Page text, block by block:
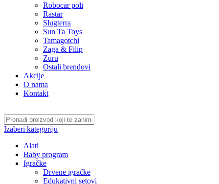
Robocar poli
Rastar
Slugterra
Sun Ta Toys
Tamagotchi
Zaga & Filip
Zuru
Ostali brendovi
Akcije
O nama
Kontakt
Izaberi kategoriju
Alati
Baby program
Igračke
Drvene igračke
Edukativni setovi